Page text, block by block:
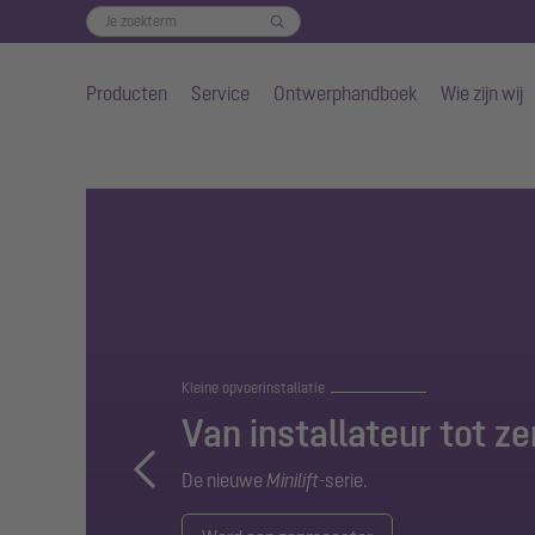
Producten Service Ontwerphandboek Wie zijn wij
Kleine opvoerinstallatie
Van installateur tot
De nieuwe Minilift-serie.
Previous